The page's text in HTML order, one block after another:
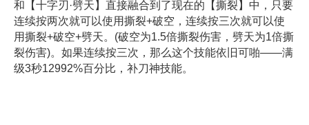
和【十字刃·劈天】直接融合到了现在的【撕裂】中，只要
连续按两次就可以使用撕裂+破空，连续按三次就可以使
用撕裂+破空+劈天。(破空为1.5倍撕裂伤害，劈天为1倍撕
裂伤害)。如果连续按三次，那么这个技能依旧可啪——满
级3秒12992%百分比，补刀神技能。